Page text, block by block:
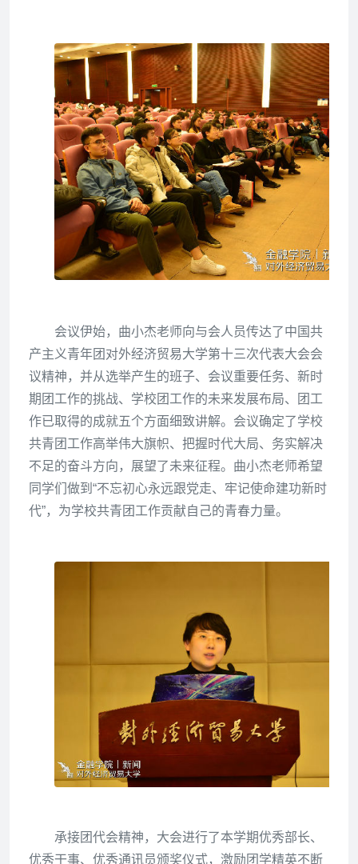
会议伊始，曲小杰老师向与会人员传达了中国共
产主义青年团对外经济贸易大学第十三次代表大会会
议精神，并从选举产生的班子、会议重要任务、新时
期团工作的挑战、学校团工作的未来发展布局、团工
作已取得的成就五个方面细致讲解。会议确定了学校
共青团工作高举伟大旗帜、把握时代大局、务实解决
不足的奋斗方向，展望了未来征程。曲小杰老师希望
同学们做到“不忘初心永远跟党走、牢记使命建功新时
代”，为学校共青团工作贡献自己的青春力量。
承接团代会精神，大会进行了本学期优秀部长、
优秀干事、优秀通讯员颁奖仪式，激励团学精英不断